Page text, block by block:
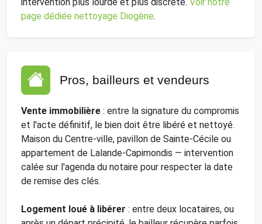
page dédiée nettoyage Diogène.
Pros, bailleurs et vendeurs
Vente immobilière : entre la signature du compromis
et l'acte définitif, le bien doit être libéré et nettoyé.
Maison du Centre-ville, pavillon de Sainte-Cécile ou
appartement de Lalande-Capimondis — intervention
calée sur l'agenda du notaire pour respecter la date
de remise des clés.
Logement loué à libérer : entre deux locataires, ou